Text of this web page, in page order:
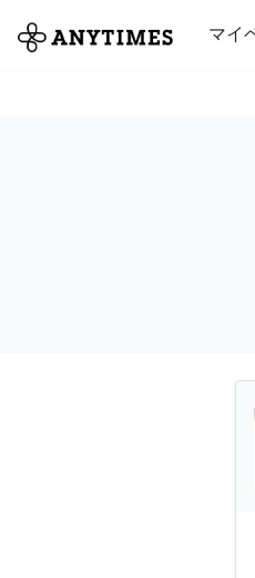
マイ
全て 修理